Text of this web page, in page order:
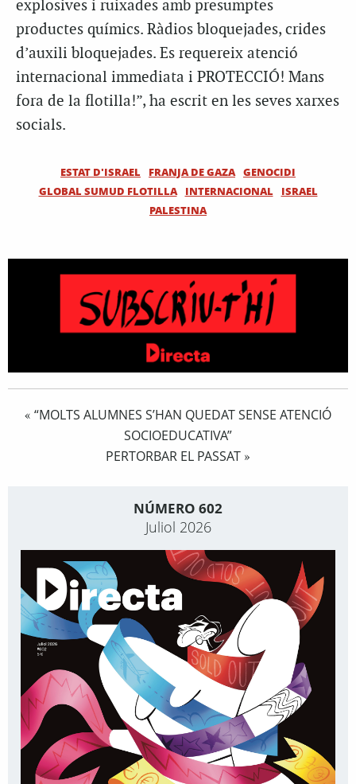
explosives i ruixades amb presumptes
productes químics. Ràdios bloquejades, crides
d’auxili bloquejades. Es requereix atenció
internacional immediata i PROTECCIÓ! Mans
fora de la flotilla!”, ha escrit en les seves xarxes
socials.
ESTAT D'ISRAEL FRANJA DE GAZA GENOCIDI
GLOBAL SUMUD FLOTILLA
INTERNACIONAL
ISRAEL
PALESTINA
« “MOLTS ALUMNES S’HAN QUEDAT SENSE ATENCIÓ
SOCIOEDUCATIVA”
PERTORBAR EL PASSAT »
NÚMERO 602
Juliol 2026